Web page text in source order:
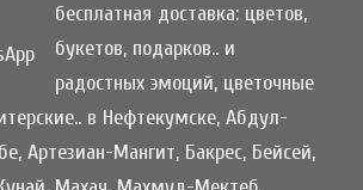
бесплатная доставка: цветов,
букетов, подарков.. и
радостных эмоций, цветочные
в Нефтекумске, Абдул-
Артезиан-Мангит, Бакрес, Бейсей,